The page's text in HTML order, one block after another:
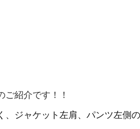
紹介です！！
、ジャケット左肩、パンツ左側の